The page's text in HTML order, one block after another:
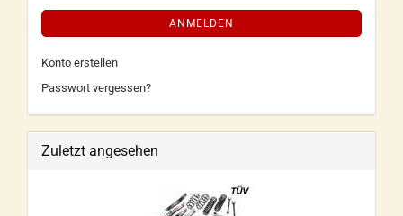
ANMELDEN
Konto erstellen
Passwort vergessen?
Zuletzt angesehen